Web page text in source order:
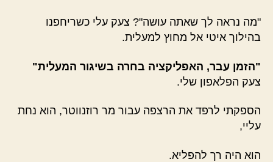
"מה נראה לך שאתה עושה"? צעק עלי כשריחפנו
בהילוך איטי אל מחוץ למעלית.
"הזמן עבר, האפליקציה בחרה בשיגור המעלית"
צעק הפלאפון שלי.
הספקתי לרפד את הרצפה עבור מר רוזנווטר, הוא נחת
עליי,
הוא היה רך להפליא.